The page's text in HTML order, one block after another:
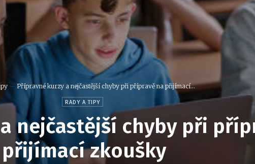
Přípravné kurzy a nejčastější chyby při přípravě na přijímací...
RADY A TIPY
nejčastější chyby při
přijímací zkoušky